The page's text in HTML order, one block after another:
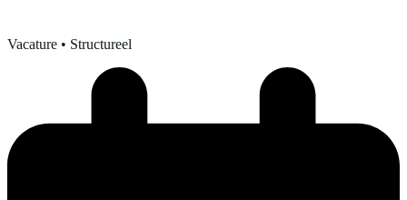
Vacature • Structureel